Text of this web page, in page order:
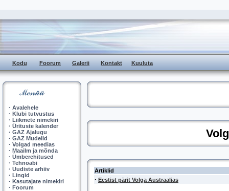
Kodu Foorum Galerii Kontakt Kuuluta
· Avalehele
· Klubi tutvustus
· Liikmete nimekiri
· Ürituste kalender
· GAZ Ajalugu
· GAZ Mudelid
· Volgad meedias
· Maailm ja mõnda
· Ümberehitused
· Tehnoabi
· Uudiste arhiiv
· Lingid
· Kasutajate nimekiri
· Foorum
Artiklid
· Eestist pärit Volga Austraalias